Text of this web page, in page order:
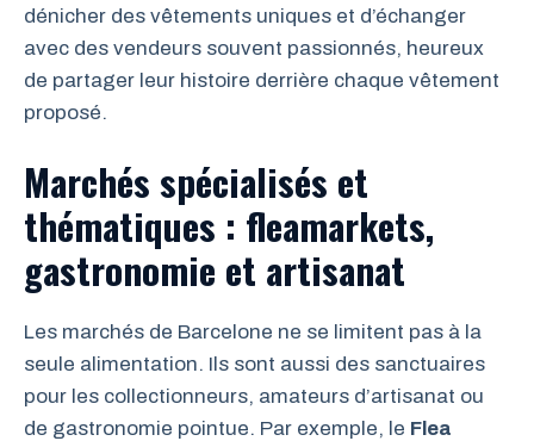
dénicher des vêtements uniques et d’échanger
avec des vendeurs souvent passionnés, heureux
de partager leur histoire derrière chaque vêtement
proposé.
Marchés spécialisés et
thématiques : fleamarkets,
gastronomie et artisanat
Les marchés de Barcelone ne se limitent pas à la
seule alimentation. Ils sont aussi des sanctuaires
pour les collectionneurs, amateurs d’artisanat ou
de gastronomie pointue. Par exemple, le Flea